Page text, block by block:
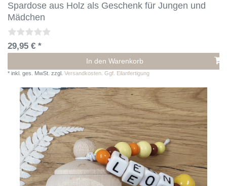
Spardose aus Holz als Geschenk für Jungen und
Mädchen
29,95 € *
In den Warenkorb
* inkl. ges. MwSt. zzgl. Versandkosten. Ggf. Eilanfertigung